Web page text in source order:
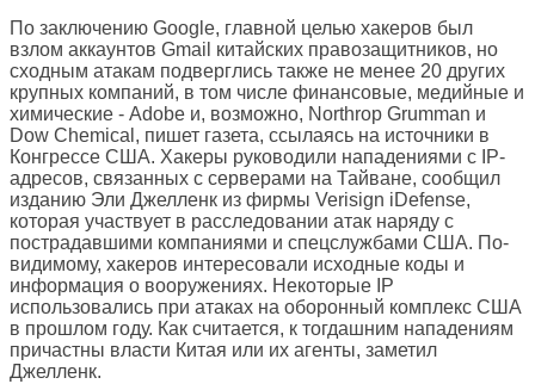
По заключению Google, главной целью хакеров был
взлом аккаунтов Gmail китайских правозащитников, но
сходным атакам подверглись также не менее 20 других
крупных компаний, в том числе финансовые, медийные и
химические - Adobe и, возможно, Northrop Grumman и
Dow Chemical, пишет газета, ссылаясь на источники в
Конгрессе США. Хакеры руководили нападениями с IP-
адресов, связанных с серверами на Тайване, сообщил
изданию Эли Джелленк из фирмы Verisign iDefense,
которая участвует в расследовании атак наряду с
пострадавшими компаниями и спецслужбами США. По-
видимому, хакеров интересовали исходные коды и
информация о вооружениях. Некоторые IP
использовались при атаках на оборонный комплекс США
в прошлом году. Как считается, к тогдашним нападениям
причастны власти Китая или их агенты, заметил
Джелленк.